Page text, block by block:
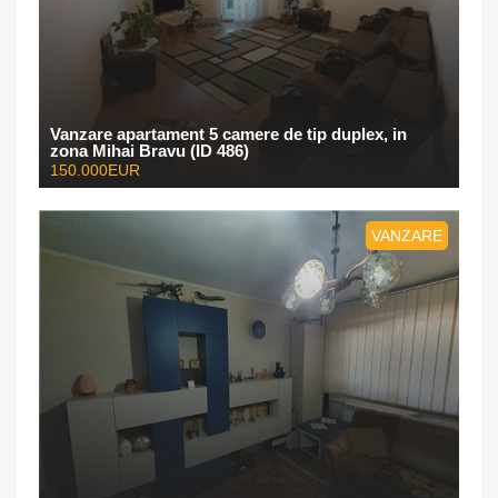
Vanzare apartament 5 camere de tip duplex, in
zona Mihai Bravu (ID 486)
150.000EUR
VANZARE